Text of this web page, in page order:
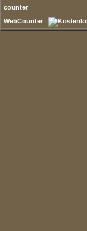
counter
WebCounter